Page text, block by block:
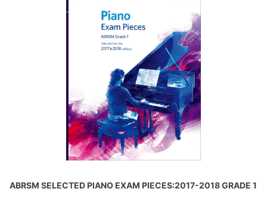
ABRSM SELECTED PIANO EXAM PIECES:2017-2018 GRADE 1